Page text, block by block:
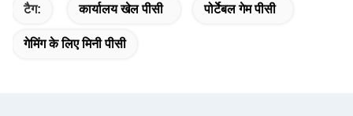
टैग: कार्यालय खेल पीसी पोर्टेबल गेम पीसी
गेमिंग के लिए मिनी पीसी